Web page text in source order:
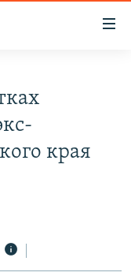
края